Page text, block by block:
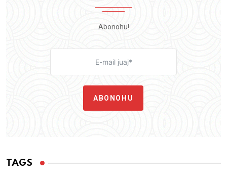
Abonohu!
ABONOHU
TAGS